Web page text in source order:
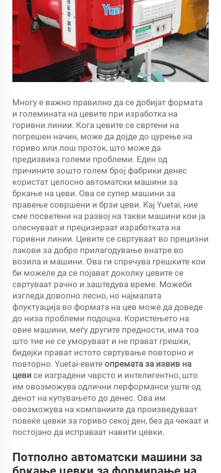
Многу е важно правилно да се добијат формата
и големината на цевите при изработка на
горивни линии. Кога цевите се свртени на
погрешен начин, може да дојде до цурење на
гориво или лош проток, што може да
предизвика големи проблеми. Еден од
причините зошто голем број фабрики денес
користат целосно автоматски машини за
бркање на цеви. Ова се супер машини за
правење совршени и брзи цеви. Кај Yuetai, ние
сме посветени на развој на такви машини кои ја
олеснуваат и прецизираат изработката на
горивни линии. Цевите се свртуваат во прецизни
лакови за добро прилагодување внатре во
возила и машини. Ова ги спречува грешките кои
би можеле да се појават доколку цевите се
свртуваат рачно и заштедува време. Можеби
изгледа доволно лесно, но најмалата
флуктуација во формата на цев може да доведе
до низа проблеми подоцна. Користењето на
овие машини, меѓу другите предности, има тоа
што тие не се уморуваат и не прават грешки,
бидејќи прават истото свртување повторно и
повторно. Yuetai-евите опремата за извив на
цеви се изградени чврсто и интелигентно, што
им овозможува одлични перформанси уште од
денот на купувањето до денес. Ова им
овозможува на компаниите да произведуваат
повеќе цевки за гориво секој ден, без да чекаат и
постојано да исправаат навити цевки.
Потполно автоматски машини за